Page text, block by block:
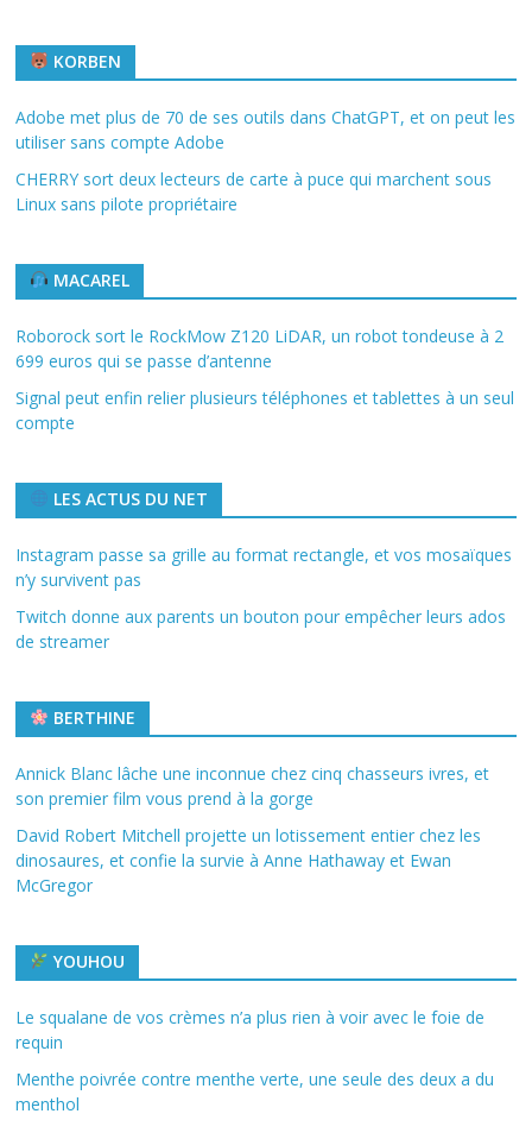
KORBEN
Adobe met plus de 70 de ses outils dans ChatGPT, et on peut les
utiliser sans compte Adobe
CHERRY sort deux lecteurs de carte à puce qui marchent sous
Linux sans pilote propriétaire
MACAREL
Roborock sort le RockMow Z120 LiDAR, un robot tondeuse à 2
699 euros qui se passe d’antenne
Signal peut enfin relier plusieurs téléphones et tablettes à un seul
compte
LES ACTUS DU NET
Instagram passe sa grille au format rectangle, et vos mosaïques
n’y survivent pas
Twitch donne aux parents un bouton pour empêcher leurs ados
de streamer
BERTHINE
Annick Blanc lâche une inconnue chez cinq chasseurs ivres, et
son premier film vous prend à la gorge
David Robert Mitchell projette un lotissement entier chez les
dinosaures, et confie la survie à Anne Hathaway et Ewan
McGregor
YOUHOU
Le squalane de vos crèmes n’a plus rien à voir avec le foie de
requin
Menthe poivrée contre menthe verte, une seule des deux a du
menthol